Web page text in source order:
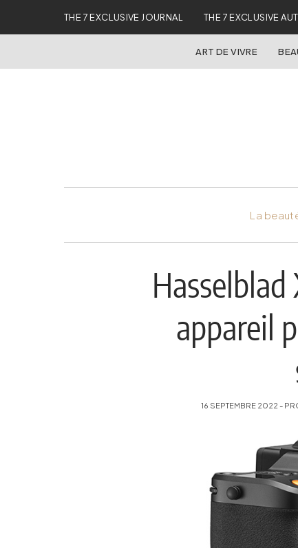
THE 7 EXCLUSIVE JOURNAL THE 7 EXCLUSIVE
ART DE VIVRE
La
Hasselblad
appareil
16 SEPTEMBRE 2022 -